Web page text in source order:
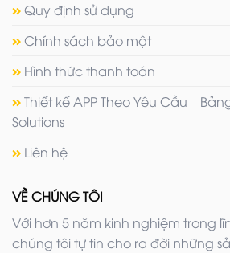
Quy định sử dụng
Chính sách bảo mật
Hình thức thanh toán
Thiết kế APP Theo Yêu Cầu –
Solutions
Liên hệ
VỀ CHÚNG TÔI
Với hơn 5 năm kinh nghiệm trong
chúng tôi tự tin cho ra đời những